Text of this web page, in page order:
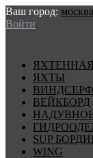
Ваш город: москва
Войти
ЯХТЫ
ВЕЙКБОРД
SUP
WING